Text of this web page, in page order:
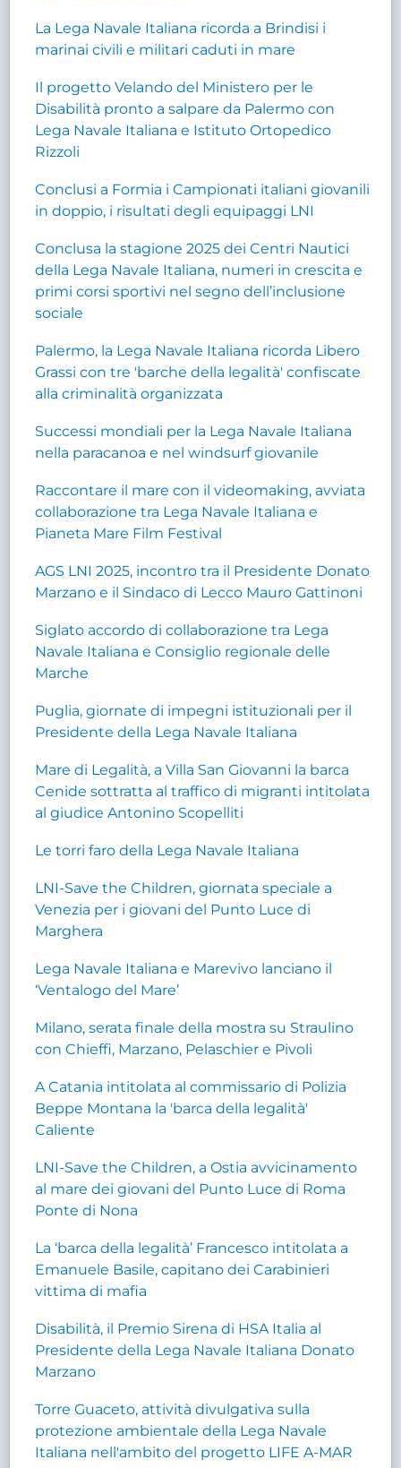
La Lega Navale Italiana ricorda a Brindisi i
marinai civili e militari caduti in mare
Il progetto Velando del Ministero per le
Disabilità pronto a salpare da Palermo con
Lega Navale Italiana e Istituto Ortopedico
Rizzoli
Conclusi a Formia i Campionati italiani giovanili
in doppio, i risultati degli equipaggi LNI
Conclusa la stagione 2025 dei Centri Nautici
della Lega Navale Italiana, numeri in crescita e
primi corsi sportivi nel segno dell’inclusione
sociale
Palermo, la Lega Navale Italiana ricorda Libero
Grassi con tre 'barche della legalità' confiscate
alla criminalità organizzata
Successi mondiali per la Lega Navale Italiana
nella paracanoa e nel windsurf giovanile
Raccontare il mare con il videomaking, avviata
collaborazione tra Lega Navale Italiana e
Pianeta Mare Film Festival
AGS LNI 2025, incontro tra il Presidente Donato
Marzano e il Sindaco di Lecco Mauro Gattinoni
Siglato accordo di collaborazione tra Lega
Navale Italiana e Consiglio regionale delle
Marche
Puglia, giornate di impegni istituzionali per il
Presidente della Lega Navale Italiana
Mare di Legalità, a Villa San Giovanni la barca
Cenide sottratta al traffico di migranti intitolata
al giudice Antonino Scopelliti
Le torri faro della Lega Navale Italiana
LNI-Save the Children, giornata speciale a
Venezia per i giovani del Punto Luce di
Marghera
Lega Navale Italiana e Marevivo lanciano il
‘Ventalogo del Mare’
Milano, serata finale della mostra su Straulino
con Chieffi, Marzano, Pelaschier e Pivoli
A Catania intitolata al commissario di Polizia
Beppe Montana la 'barca della legalità'
Caliente
LNI-Save the Children, a Ostia avvicinamento
al mare dei giovani del Punto Luce di Roma
Ponte di Nona
La ‘barca della legalità’ Francesco intitolata a
Emanuele Basile, capitano dei Carabinieri
vittima di mafia
Disabilità, il Premio Sirena di HSA Italia al
Presidente della Lega Navale Italiana Donato
Marzano
Torre Guaceto, attività divulgativa sulla
protezione ambientale della Lega Navale
Italiana nell'ambito del progetto LIFE A-MAR